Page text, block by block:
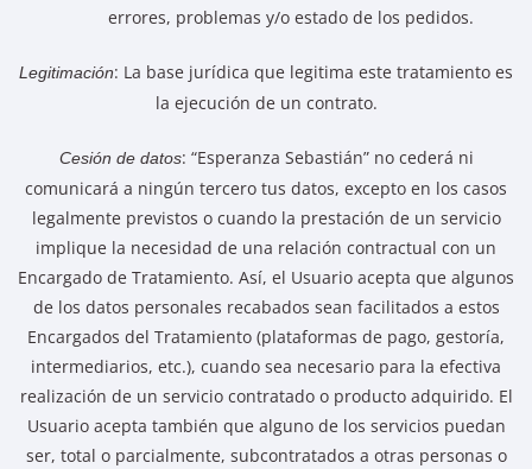
errores, problemas y/o estado de los pedidos.
Legitimación: La base jurídica que legitima este tratamiento es
la ejecución de un contrato.
Cesión de datos: “Esperanza Sebastián” no cederá ni
comunicará a ningún tercero tus datos, excepto en los casos
legalmente previstos o cuando la prestación de un servicio
implique la necesidad de una relación contractual con un
Encargado de Tratamiento. Así, el Usuario acepta que algunos
de los datos personales recabados sean facilitados a estos
Encargados del Tratamiento (plataformas de pago, gestoría,
intermediarios, etc.), cuando sea necesario para la efectiva
realización de un servicio contratado o producto adquirido. El
Usuario acepta también que alguno de los servicios puedan
ser, total o parcialmente, subcontratados a otras personas o